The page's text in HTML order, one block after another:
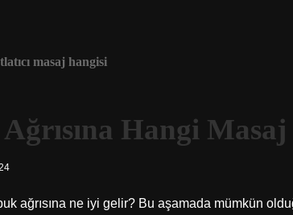
masaj hangisi
Hangi
ağrısına ne iyi gelir? Bu aşamada mümkün